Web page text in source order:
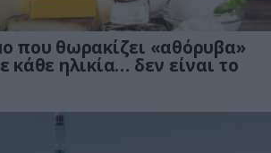
που θωρακίζει «αθόρυβα»
κάθε ηλικία… δεν είναι το